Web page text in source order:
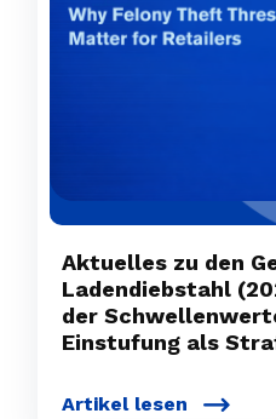
Aktuelles zu den
Ladendiebstahl
der
Einstufung als
Artikel lesen